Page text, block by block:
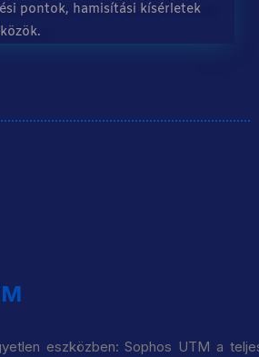
pontok, hamisítási kísérletek
eszközben: Sophos UTM a